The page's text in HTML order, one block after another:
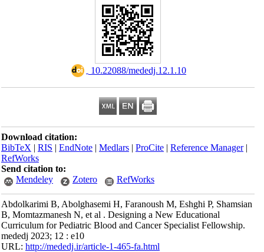
‎ 10.22088/mededj.12.1.10
Download citation:
BibTeX|RIS|EndNote|Medlars|ProCite|Reference Manager
RefWorks
Send citation to:
Mendeley
Zotero RefWorks
Abdolkarimi B, Abolghasemi H, Faranoush M, Eshghi P, Shamsian
B, Momtazmanesh N, et al . Designing a New Educational
Curriculum for Pediatric Blood and Cancer Specialist Fellowship.
mededj 2023; 12 : e10
URL:http://mededj.ir/article-1-465-fa.html